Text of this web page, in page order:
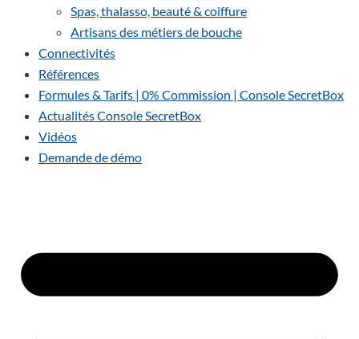
Spas, thalasso, beauté & coiffure
Artisans des métiers de bouche
Connectivités
Références
Formules & Tarifs | 0% Commission | Console SecretBox
Actualités Console SecretBox
Vidéos
Demande de démo